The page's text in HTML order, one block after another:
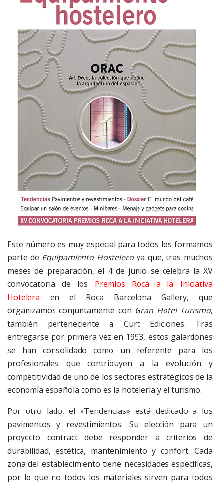
Este número es muy especial para todos los formamos
parte de Equipamiento Hostelero ya que, tras muchos
meses de preparación, el 4 de junio se celebra la XV
convocatoria de los Premios Roca a la Iniciativa
Hotelera en el Roca Barcelona Gallery, que
organizamos conjuntamente con Gran Hotel Turismo,
también perteneciente a Curt Ediciones. Tras
entregarse por primera vez en 1993, estos galardones
se han consolidado como un referente para los
profesionales que contribuyen a la evolución y
competitividad de uno de los sectores estratégicos de la
economía española como es la hotelería y el turismo.
Por otro lado, el «Tendencias» está dedicado a los
pavimentos y revestimientos. Su elección para un
proyecto contract debe responder a criterios de
durabilidad, estética, mantenimiento y confort. Cada
zona del establecimiento tiene necesidades específicas,
por lo que no todos los materiales sirven para todos